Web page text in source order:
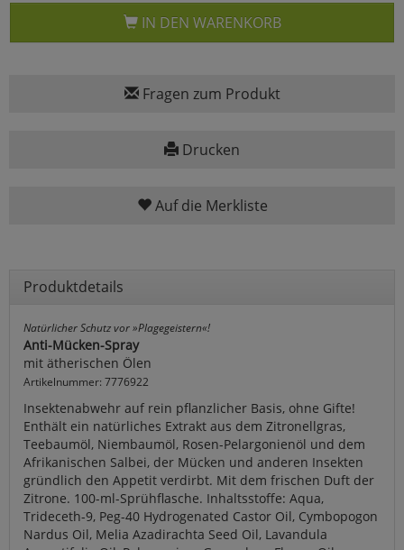
IN DEN WARENKORB
Fragen zum Produkt
Drucken
Auf die Merkliste
Produktdetails
Natürlicher Schutz vor »Plagegeistern«!
Anti-Mücken-Spray
mit ätherischen Ölen
Artikelnummer: 7776922
Insektenabwehr auf rein pflanzlicher Basis, ohne Gifte!
Enthält ein natürliches Extrakt aus dem Zitronellgras,
Teebaumöl, Niembaumöl, Rosen-Pelargonienöl und dem
Afrikanischen Salbei, der Mücken und anderen Insekten
gründlich den Appetit verdirbt. Mit dem frischen Duft der
Zitrone. 100-ml-Sprühflasche. Inhaltsstoffe: Aqua,
Trideceth-9, Peg-40 Hydrogenated Castor Oil, Cymbopogon
Nardus Oil, Melia Azadirachta Seed Oil, Lavandula